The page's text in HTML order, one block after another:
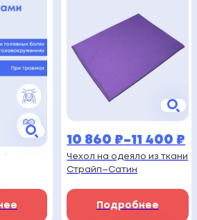
10 860 ₽–11 400 ₽
цен:
10
860 ₽
Чехол на одеяло из ткани
Страйп–Сатин
Подробнее